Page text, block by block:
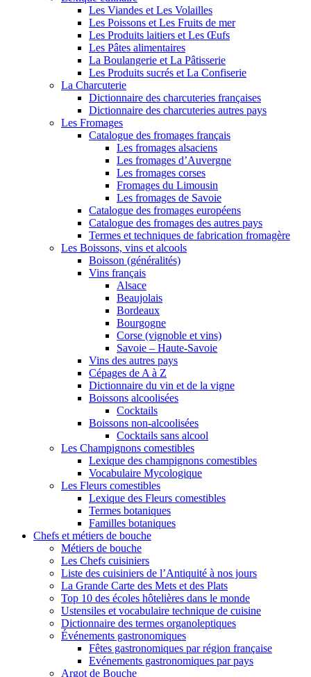
Les Viandes et Les Volailles
Les Poissons et Les Fruits de mer
Les Produits laitiers et Les Œufs
Les Pâtes alimentaires
La Boulangerie et La Pâtisserie
Les Produits sucrés et La Confiserie
La Charcuterie
Dictionnaire des charcuteries françaises
Dictionnaire des charcuteries autres pays
Les Fromages
Catalogue des fromages français
Les fromages alsaciens
Les fromages d’Auvergne
Les fromages corses
Fromages du Limousin
Les fromages de Savoie
Catalogue des fromages européens
Catalogue des fromages des autres pays
Termes et techniques de fabrication fromagère
Les Boissons, vins et alcools
Boisson (généralités)
Vins français
Alsace
Beaujolais
Bordeaux
Bourgogne
Corse (vignoble et vins)
Savoie – Haute-Savoie
Vins des autres pays
Cépages de A à Z
Dictionnaire du vin et de la vigne
Boissons alcoolisées
Cocktails
Boissons non-alcoolisées
Cocktails sans alcool
Les Champignons comestibles
Lexique des champignons comestibles
Vocabulaire Mycologique
Les Fleurs comestibles
Lexique des Fleurs comestibles
Termes botaniques
Familles botaniques
Chefs et métiers de bouche
Métiers de bouche
Les Chefs cuisiniers
Liste des cuisiniers de l’Antiquité à nos jours
La Grande Carte des Mets et des Plats
Top 10 des écoles hôtelières dans le monde
Ustensiles et vocabulaire technique de cuisine
Dictionnaire des termes organoleptiques
Événements gastronomiques
Fêtes gastronomiques par région française
Evénements gastronomiques par pays
Argot de Bouche